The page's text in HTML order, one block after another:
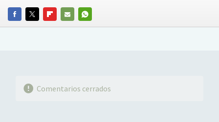
FACEBOOKTWITTERFLIPBOARD
E-
WHATSAPP
Comentarios cerrados